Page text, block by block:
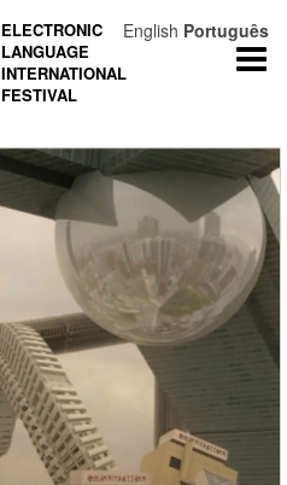
ELECTRONIC
LANGUAGE
INTERNATIONAL
FESTIVAL
English Português